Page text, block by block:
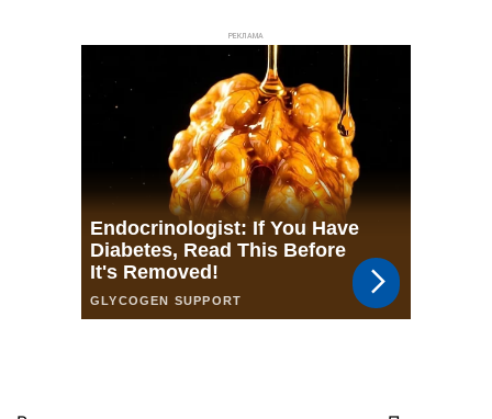
РЕКЛАМА